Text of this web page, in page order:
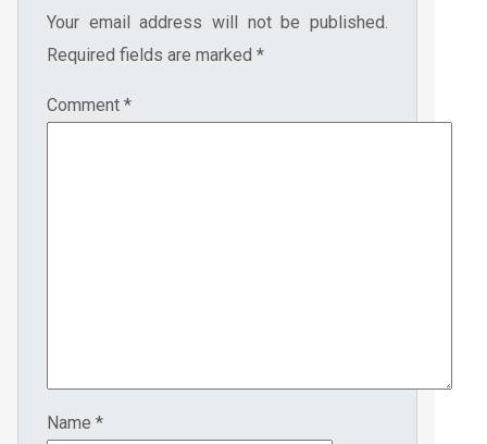
Your email address will not be published.
Required fields are marked *
Comment *
Name *